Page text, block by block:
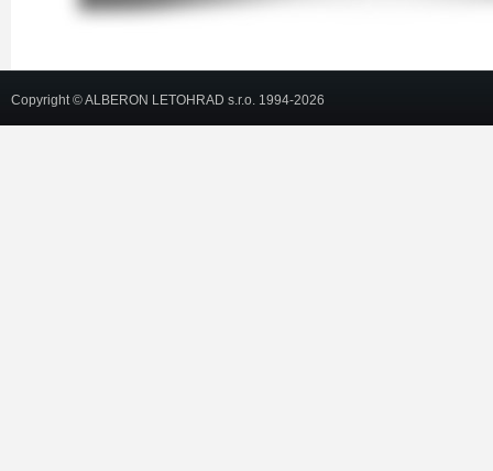
Copyright © ALBERON LETOHRAD s.r.o. 1994-2026